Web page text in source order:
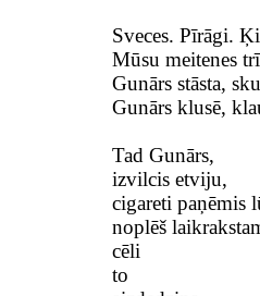
Sveces. Pīrāgi.
Mūsu meitenes
Gunārs stāsta,
Gunārs klusē,
Tad Gunārs,
izvilcis etviju,
cigareti paņēmis
noplēš
cēli
to